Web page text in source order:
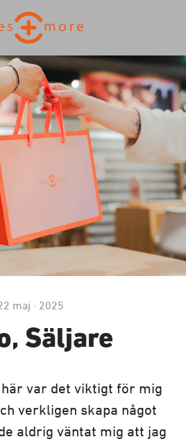
maj · 2025
Säljare
var det viktigt för mig
verkligen skapa något
aldrig väntat mig att jag